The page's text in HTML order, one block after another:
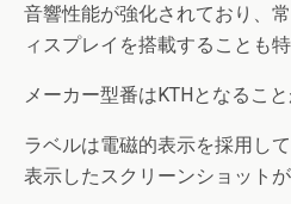
音響性能が強化されており、
ィスプレイを搭載することも特
メーカー型番はKTHとなること
ラベルは電磁的表示を採用し
表示したスクリーンショットが